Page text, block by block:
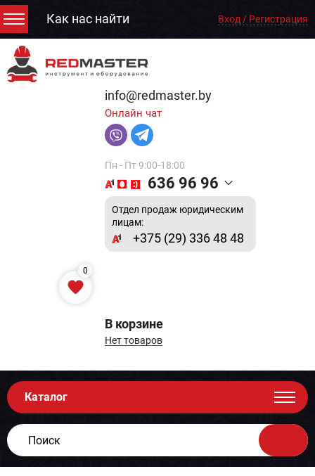
Как нас найти Вход / Регистрация
info@redmaster.by
Онлайн чат
Пн - Пт 9:00-18:00
636 96 96
Отдел продаж юридическим
лицам:
+375 (29) 336 48 48
0
В корзине
Нет товаров
Каталог